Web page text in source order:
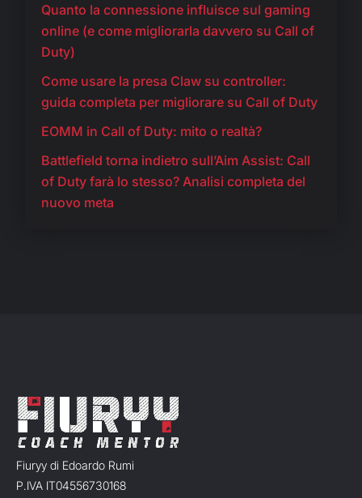
Quanto la connessione influisce sul gaming
online (e come migliorarla davvero su Call of
Duty)
Come usare la presa Claw su controller:
guida completa per migliorare su Call of Duty
EOMM in Call of Duty: mito o realtà?
Battlefield torna indietro sull’Aim Assist: Call
of Duty farà lo stesso? Analisi completa del
nuovo meta
Fiuryy di Edoardo Rumi
P.IVA IT04556730168